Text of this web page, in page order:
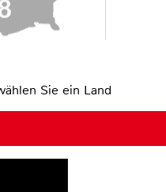
Sie ein Land